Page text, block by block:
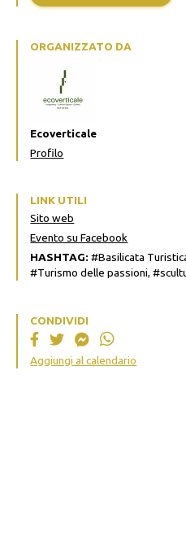
ORGANIZZATO DA
Ecoverticale
Profilo
LINK UTILI
Sito web
Evento su Facebook
HASHTAG: #Basilicata
#Turismo delle passioni,
CONDIVIDI
Aggiungi al calendario